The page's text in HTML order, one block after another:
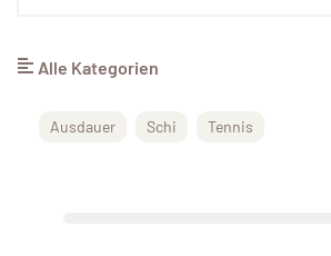
Alle Kategorien
Ausdauer Schi Tennis